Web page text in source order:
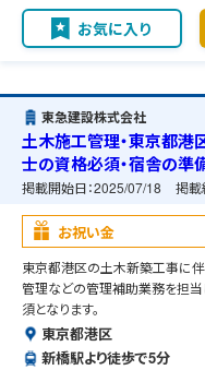
お気に入り
東急建設株式会社
土木施工管理・東京都港
士の資格必須・宿舎の準
掲載開始日：2025/07/18 掲載
お祝い金
東京都港区の土木新築工事に
管理などの管理補助業務を担
須となります。
東京都港区
新橋駅より徒歩で5分